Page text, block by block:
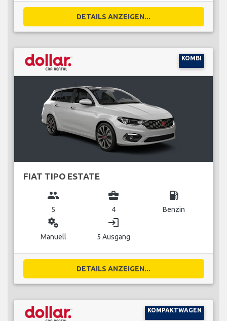
DETAILS ANZEIGEN...
KOMBI
FIAT TIPO ESTATE
group
5
business_center
4
local_gas_station
Benzin
miscellaneous_services
Manuell
login
5 Ausgang
DETAILS ANZEIGEN...
KOMPAKTWAGEN